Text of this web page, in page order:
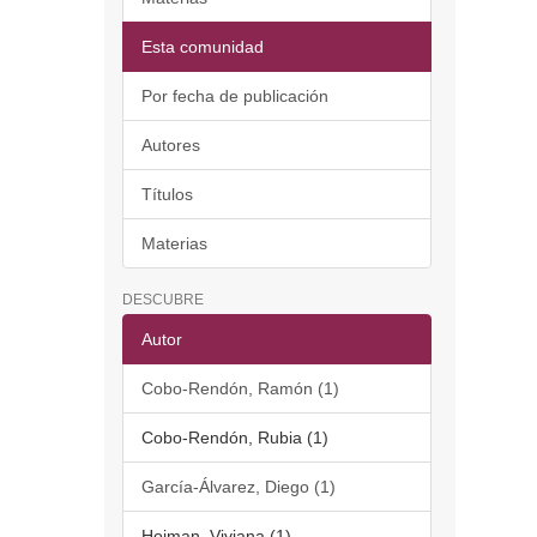
Esta comunidad
Por fecha de publicación
Autores
Títulos
Materias
DESCUBRE
Autor
Cobo-Rendón, Ramón (1)
Cobo-Rendón, Rubia (1)
García-Álvarez, Diego (1)